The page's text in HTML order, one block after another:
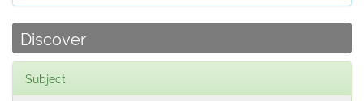
Discover
Subject